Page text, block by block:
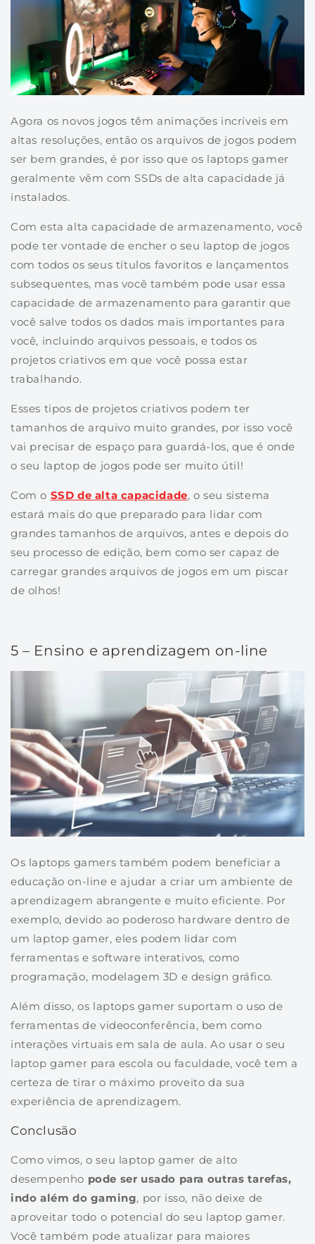
Agora os novos jogos têm animações incríveis em
altas resoluções, então os arquivos de jogos podem
ser bem grandes, é por isso que os laptops gamer
geralmente vêm com SSDs de alta capacidade já
instalados.
Com esta alta capacidade de armazenamento, você
pode ter vontade de encher o seu laptop de jogos
com todos os seus títulos favoritos e lançamentos
subsequentes, mas você também pode usar essa
capacidade de armazenamento para garantir que
você salve todos os dados mais importantes para
você, incluindo arquivos pessoais, e todos os
projetos criativos em que você possa estar
trabalhando.
Esses tipos de projetos criativos podem ter
tamanhos de arquivo muito grandes, por isso você
vai precisar de espaço para guardá-los, que é onde
o seu laptop de jogos pode ser muito útil!
Com o SSD de alta capacidade, o seu sistema
estará mais do que preparado para lidar com
grandes tamanhos de arquivos, antes e depois do
seu processo de edição, bem como ser capaz de
carregar grandes arquivos de jogos em um piscar
de olhos!
5 – Ensino e aprendizagem on-line
Os laptops gamers também podem beneficiar a
educação on-line e ajudar a criar um ambiente de
aprendizagem abrangente e muito eficiente. Por
exemplo, devido ao poderoso hardware dentro de
um laptop gamer, eles podem lidar com
ferramentas e software interativos, como
programação, modelagem 3D e design gráfico.
Além disso, os laptops gamer suportam o uso de
ferramentas de videoconferência, bem como
interações virtuais em sala de aula. Ao usar o seu
laptop gamer para escola ou faculdade, você tem a
certeza de tirar o máximo proveito da sua
experiência de aprendizagem.
Conclusão
Como vimos, o seu laptop gamer de alto
desempenho pode ser usado para outras tarefas,
indo além do gaming, por isso, não deixe de
aproveitar todo o potencial do seu laptop gamer.
Você também pode atualizar para maiores